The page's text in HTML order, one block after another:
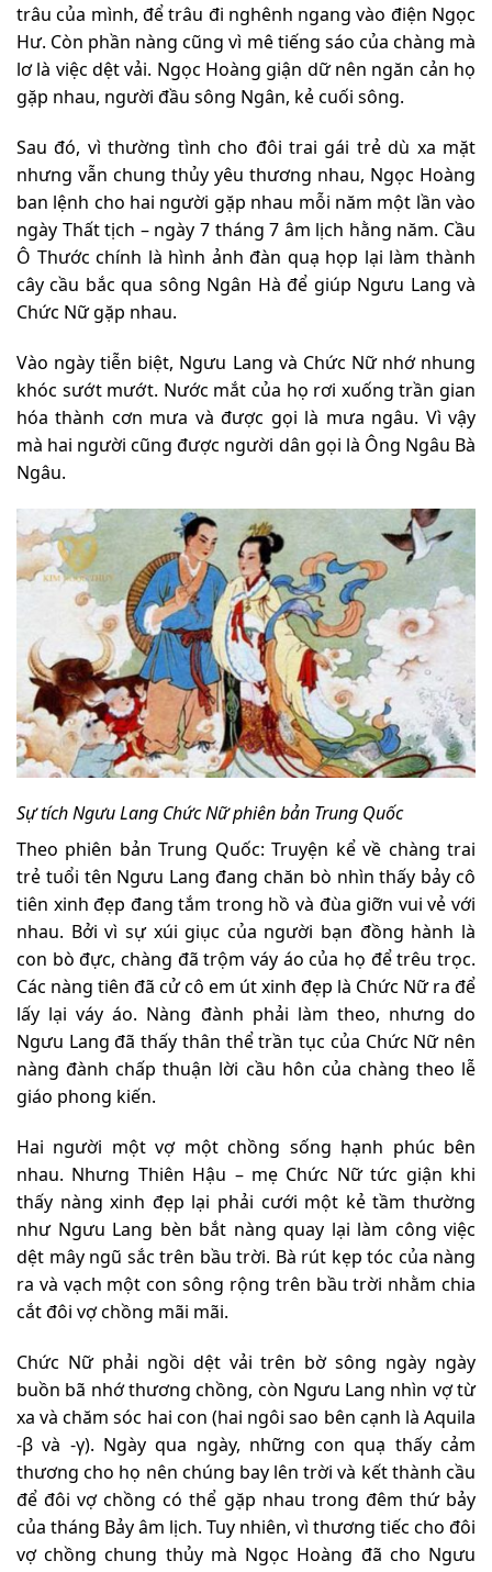
trâu của mình, để trâu đi nghênh ngang vào điện Ngọc
Hư. Còn phần nàng cũng vì mê tiếng sáo của chàng mà
lơ là việc dệt vải. Ngọc Hoàng giận dữ nên ngăn cản họ
gặp nhau, người đầu sông Ngân, kẻ cuối sông.
Sau đó, vì thường tình cho đôi trai gái trẻ dù xa mặt
nhưng vẫn chung thủy yêu thương nhau, Ngọc Hoàng
ban lệnh cho hai người gặp nhau mỗi năm một lần vào
ngày Thất tịch – ngày 7 tháng 7 âm lịch hằng năm. Cầu
Ô Thước chính là hình ảnh đàn quạ họp lại làm thành
cây cầu bắc qua sông Ngân Hà để giúp Ngưu Lang và
Chức Nữ gặp nhau.
Vào ngày tiễn biệt, Ngưu Lang và Chức Nữ nhớ nhung
khóc sướt mướt. Nước mắt của họ rơi xuống trần gian
hóa thành cơn mưa và được gọi là mưa ngâu. Vì vậy
mà hai người cũng được người dân gọi là Ông Ngâu Bà
Ngâu.
Sự tích Ngưu Lang Chức Nữ phiên bản Trung Quốc
Theo phiên bản Trung Quốc: Truyện kể về chàng trai
trẻ tuổi tên Ngưu Lang đang chăn bò nhìn thấy bảy cô
tiên xinh đẹp đang tắm trong hồ và đùa giỡn vui vẻ với
nhau. Bởi vì sự xúi giục của người bạn đồng hành là
con bò đực, chàng đã trộm váy áo của họ để trêu trọc.
Các nàng tiên đã cử cô em út xinh đẹp là Chức Nữ ra để
lấy lại váy áo. Nàng đành phải làm theo, nhưng do
Ngưu Lang đã thấy thân thể trần tục của Chức Nữ nên
nàng đành chấp thuận lời cầu hôn của chàng theo lễ
giáo phong kiến.
Hai người một vợ một chồng sống hạnh phúc bên
nhau. Nhưng Thiên Hậu – mẹ Chức Nữ tức giận khi
thấy nàng xinh đẹp lại phải cưới một kẻ tầm thường
như Ngưu Lang bèn bắt nàng quay lại làm công việc
dệt mây ngũ sắc trên bầu trời. Bà rút kẹp tóc của nàng
ra và vạch một con sông rộng trên bầu trời nhằm chia
cắt đôi vợ chồng mãi mãi.
Chức Nữ phải ngồi dệt vải trên bờ sông ngày ngày
buồn bã nhớ thương chồng, còn Ngưu Lang nhìn vợ từ
xa và chăm sóc hai con (hai ngôi sao bên cạnh là Aquila
-β và -γ). Ngày qua ngày, những con quạ thấy cảm
thương cho họ nên chúng bay lên trời và kết thành cầu
để đôi vợ chồng có thể gặp nhau trong đêm thứ bảy
của tháng Bảy âm lịch. Tuy nhiên, vì thương tiếc cho đôi
vợ chồng chung thủy mà Ngọc Hoàng đã cho Ngưu